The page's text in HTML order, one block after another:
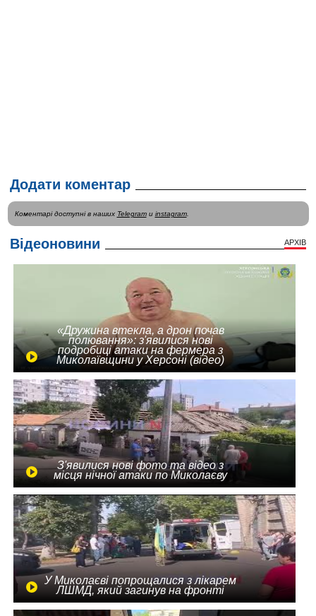
Додати коментар
Коментарі доступні в наших Telegramи instagram.
Відеоновини АРХІВ
«Дружина втекла, а дрон почав
полювання»: з'явилися нові
подробиці атаки на фермера з
Миколаївщини у Херсоні (відео)
З'явилися нові фото та відео з
місця нічної атаки по Миколаєву
У Миколаєві попрощалися з лікарем
ЛШМД, який загинув на фронті